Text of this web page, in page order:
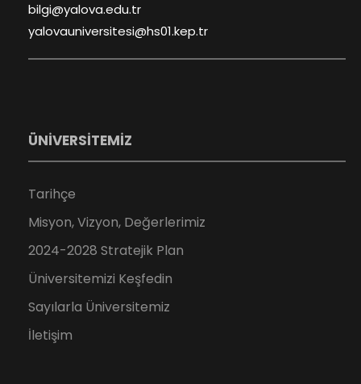
bilgi@yalova.edu.tr
yalovauniversitesi@hs01.kep.tr
ÜNİVERSİTEMİZ
Tarihçe
Misyon, Vizyon, Değerlerimiz
2024-2028 Stratejik Plan
Üniversitemizi Keşfedin
Sayılarla Üniversitemiz
İletişim